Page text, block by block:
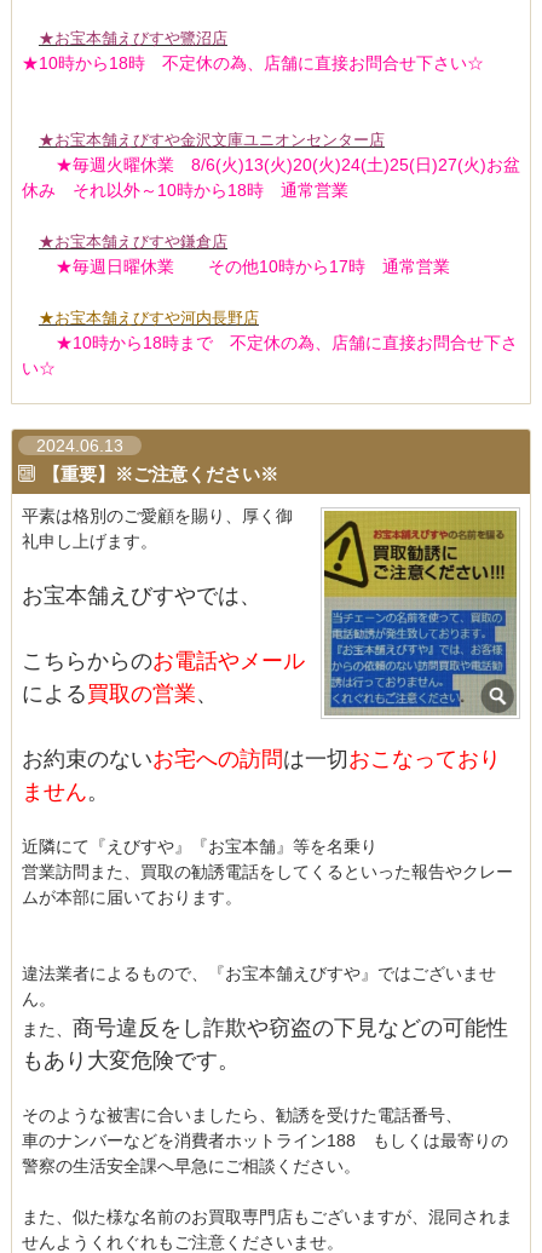
★お宝本舗えびすや鷺沼店
★10時から18時 不定休の為、店舗に直接お問合せ下さい☆
★お宝本舗えびすや金沢文庫ユニオンセンター店
★毎週火曜休業 8/6(火)13(火)20(火)24(土)25(日)27(火)お盆
休み それ以外～10時から18時 通常営業
★お宝本舗えびすや鎌倉店
★毎週日曜休業 その他10時から17時 通常営業
★お宝本舗えびすや河内長野店
★10時から18時まで 不定休の為、店舗に直接お問合せ下さ
い☆
2024.06.13
【重要】※ご注意ください※
平素は格別のご愛顧を賜り、厚く御
礼申し上げます。
お宝本舗えびすやでは、
こちらからのお電話やメール
による買取の営業、
お約束のないお宅への訪問は一切おこなっており
ません。
近隣にて『えびすや』『お宝本舗』等を名乗り
営業訪問また、買取の勧誘電話をしてくるといった報告やクレー
ムが本部に届いております。
違法業者によるもので、『お宝本舗えびすや』ではございませ
ん。
また、 商号違反をし詐欺や窃盗の下見などの可能性
もあり大変危険です。
そのような被害に合いましたら、勧誘を受けた電話番号、
車のナンバーなどを消費者ホットライン188 もしくは最寄りの
警察の生活安全課へ早急にご相談ください。
また、似た様な名前のお買取専門店もございますが、混同されま
せんようくれぐれもご注意くださいませ。